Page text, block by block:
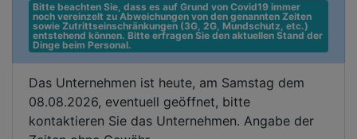
Bitte beachten Sie, dass es auf Grund von Covid19 immer
noch vereinzelt zu Abweichungen von den genannten Zeiten
sowie Zutrittseinschränkungen (3G, 2G, Mundschutz, etc.)
entstehend können. Bitte erfragen Sie den aktuellen Stand der
Dinge beim Personal.
Das Unternehmen ist heute, am Samstag dem
08.08.2026, eventuell geöffnet, bitte
kontaktieren Sie das Unternehmen. Angabe der